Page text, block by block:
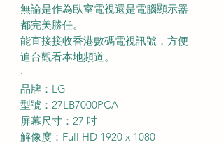
無論是作為臥室電視還是電腦顯示器
都完美勝任。
能直接接收香港數碼電視訊號，方便
追台觀看本地頻道。
·
品牌：LG
型號：27LB7000PCA
屏幕尺寸：27 吋
解像度：Full HD 1920 x 1080